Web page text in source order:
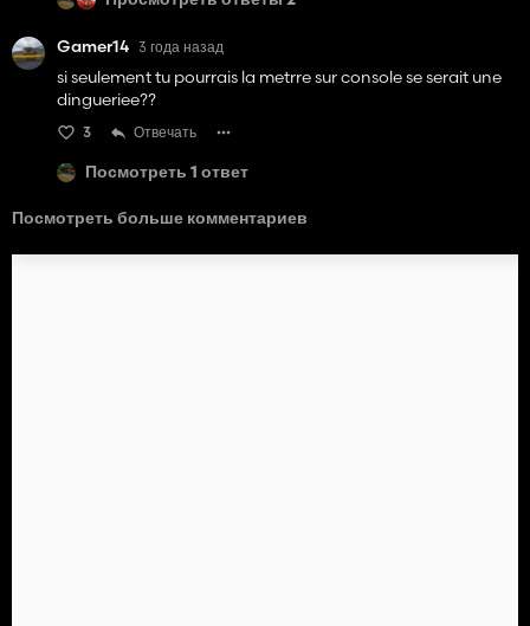
Gamer14 3 года назад
si seulement tu pourrais la metrre sur console se serait une
dingueriee??
3 Отвечать
Посмотреть 1 ответ
Посмотреть больше комментариев